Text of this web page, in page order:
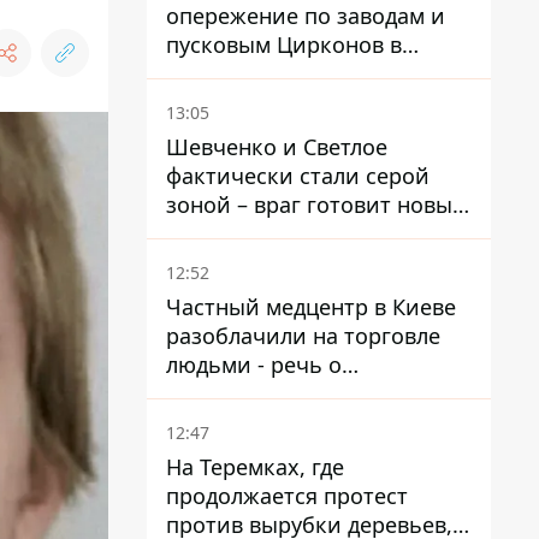
опережение по заводам и
пусковым Цирконов в
России
13:05
Шевченко и Светлое
фактически стали серой
зоной – враг готовит новые
атаки на Добропольском
направлении
12:52
Частный медцентр в Киеве
разоблачили на торговле
людьми - речь о
суррогатном материнстве
12:47
На Теремках, где
продолжается протест
против вырубки деревьев,